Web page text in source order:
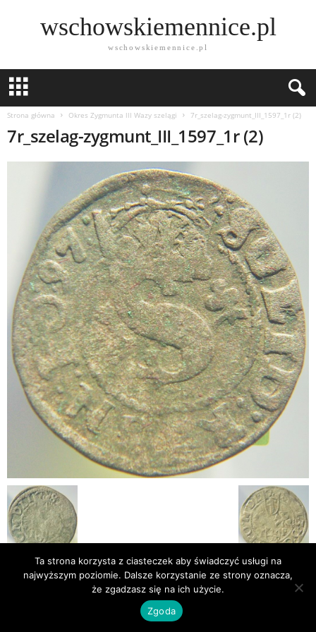
wschowskiemennice.pl
wschowskiemennice.pl
Strona główna Okres Zygmunta lll Wazy szelągi 7r_szelag-zygmunt_III_1597_1r (2)
7r_szelag-zygmunt_III_1597_1r (2)
Publikacje
Bibliografia
© Newsmag WordPress Theme by TagDiv
Ta strona korzysta z ciasteczek aby świadczyć usługi na
najwyższym poziomie. Dalsze korzystanie ze strony oznacza,
że zgadzasz się na ich użycie.
Zgoda